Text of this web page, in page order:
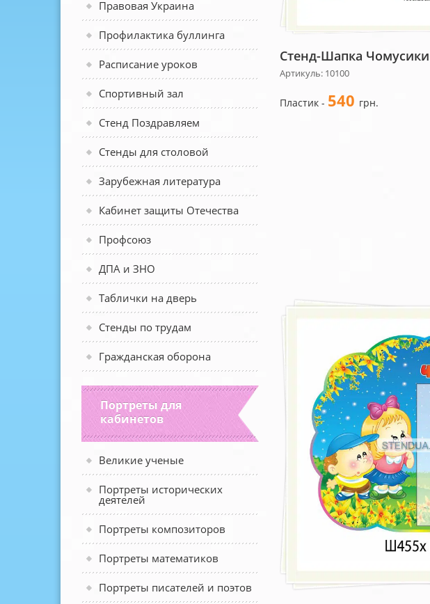
Правовая Украина
Профилактика буллинга
Расписание уроков
Спортивный зал
Стенд Поздравляем
Стенды для столовой
Зарубежная литература
Кабинет защиты Отечества
Профсоюз
ДПА и ЗНО
Таблички на дверь
Стенды по трудам
Гражданская оборона
Портреты для
кабинетов
Великие ученые
Портреты исторических
деятелей
Портреты композиторов
Портреты математиков
Портреты писателей и поэтов
Стенд-Шапка Чомусики
Артикуль: 10100
Пластик - 540 грн.